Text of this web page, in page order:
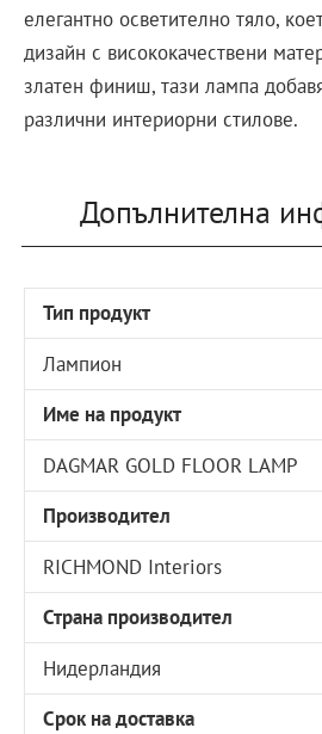
елегантно осветително тяло,
дизайн с висококачествени
златен финиш, тази лампа
различни интериорни стилове.
Допълнителна
Тип продукт
Лампион
Име на продукт
DAGMAR GOLD FLOOR LAMP
Производител
RICHMOND Interiors
Страна производител
Нидерландия
Срок на доставка